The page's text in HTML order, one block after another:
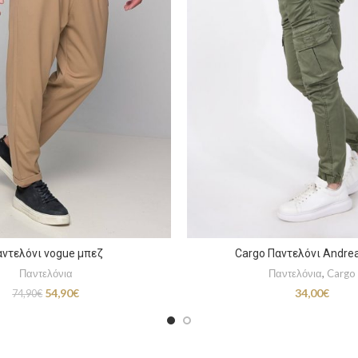
vogue μπεζ
Παντελόνια
74,90€ Original
54,90€Η
Cargo Παντελόνι
Παντελόνια, Cargo
34,00€